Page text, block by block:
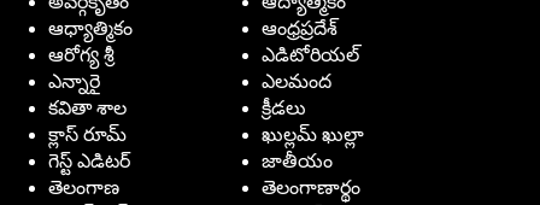
ఆధ్యాత్మికం
ఆంధ్రప్రదేశ్
ఆరోగ్య శ్రీ
ఎడిటోరియల్
ఎన్నారై
ఎలమంద
కవితా శాల
క్రీడలు
క్లాస్ రూమ్
ఖుల్లమ్ ఖుల్లా
గెస్ట్ ఎడిటర్
జాతీయం
తెలంగాణ
తెలంగాణార్థం